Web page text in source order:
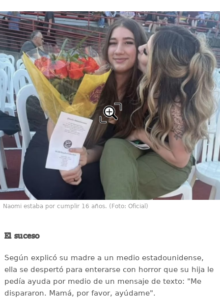
Naomi estaba por cumplir 16 años. (Foto: Oficial)
El suceso
Según explicó su madre a un medio estadounidense,
ella se despertó para enterarse con horror que su hija le
pedía ayuda por medio de un mensaje de texto: "Me
dispararon. Mamá, por favor, ayúdame".